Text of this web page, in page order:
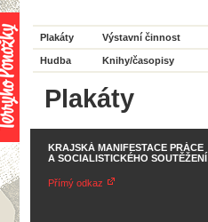
Plakáty Výstavní činnost
Hudba Knihy/časopisy
Plakáty
KRAJSKÁ MANIFESTACE PRÁCE
A SOCIALISTICKÉHO SOUTĚŽENÍ
Přímý odkaz